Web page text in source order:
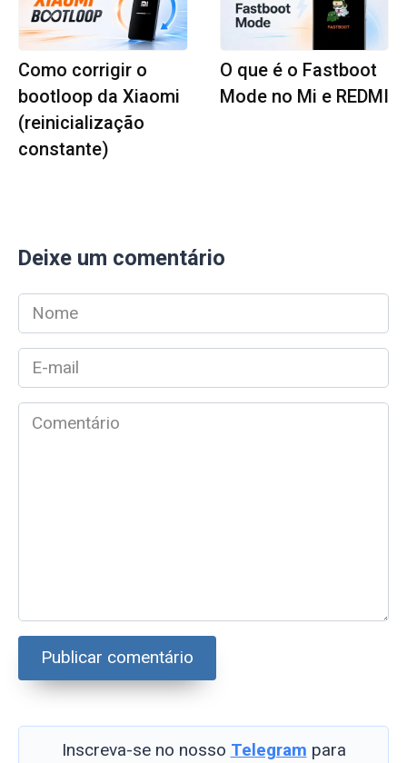
Como corrigir o
bootloop da Xiaomi
(reinicialização
constante)
O que é o Fastboot
Mode no Mi e REDMI
Deixe um comentário
Nome
*
mail
*Comentário
Inscreva-se no nosso Telegram para